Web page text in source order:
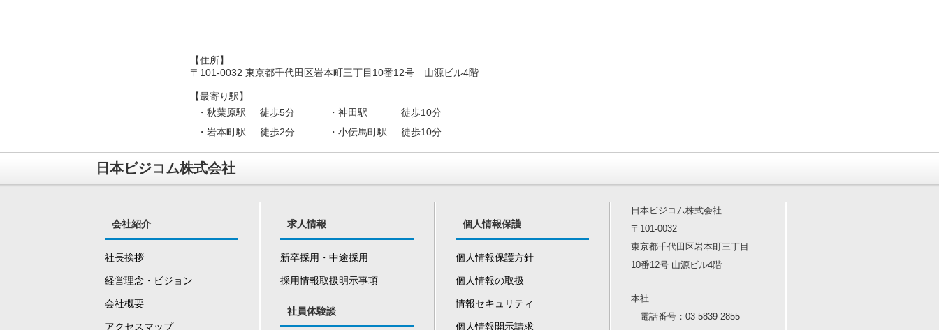
【住所】
〒101-0032 東京都千代田区岩本町三丁目10番12号 山源ビル4階
【最寄り駅】
・秋葉原駅
徒歩5分 ・神田駅
徒歩10分
・岩本町駅
徒歩2分 ・小伝馬町駅 徒歩10分
日本ビジコム株式会社
会社紹介
社長挨拶
経営理念・ビジョン
会社概要
アクセスマップ
求人情報
新卒採用・中途採用
採用情報取扱明示事項
社員体験談
個人情報保護
個人情報保護方針
個人情報の取扱
情報セキュリティ
個人情報開示請求
日本ビジコム株式会社
〒101-0032
東京都千代田区岩本町三丁目
10番12号 山源ビル4階
本社
電話番号：03-5839-2855